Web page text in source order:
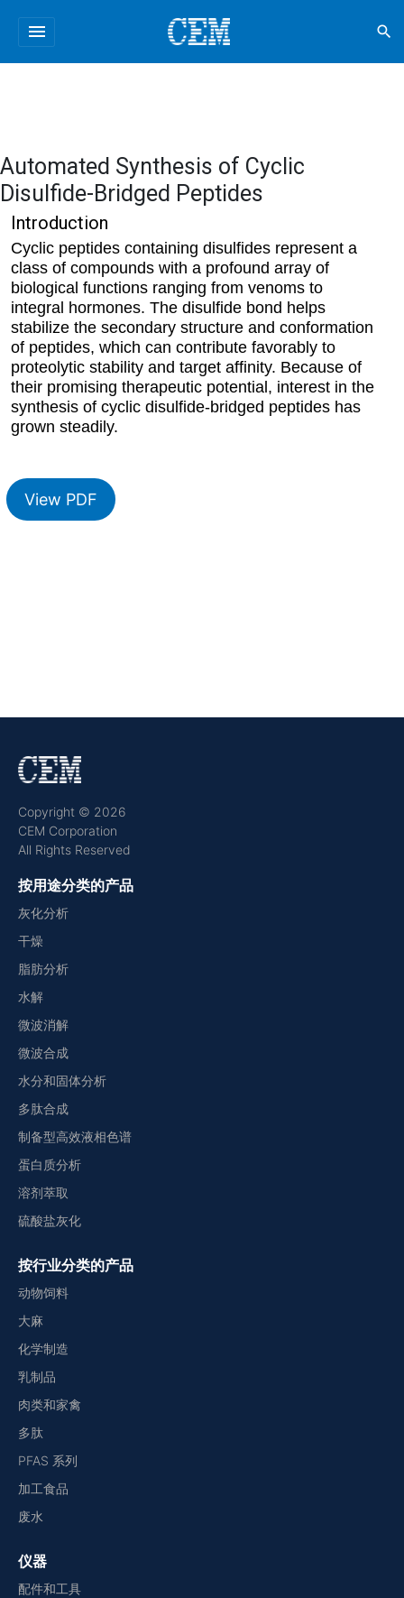
menu search
Automated Synthesis of Cyclic
Disulfide-Bridged Peptides
Introduction
Cyclic peptides containing disulfides represent a
class of compounds with a profound array of
biological functions ranging from venoms to
integral hormones. The disulfide bond helps
stabilize the secondary structure and conformation
of peptides, which can contribute favorably to
proteolytic stability and target affinity. Because of
their promising therapeutic potential, interest in the
synthesis of cyclic disulfide-bridged peptides has
grown steadily.
View PDF
Copyright © 2026
CEM Corporation
All Rights Reserved
按用途分类的产品
灰化分析
干燥
脂肪分析
水解
微波消解
微波合成
水分和固体分析
多肽合成
制备型高效液相色谱
蛋白质分析
溶剂萃取
硫酸盐灰化
按行业分类的产品
动物饲料
大麻
化学制造
乳制品
肉类和家禽
多肽
PFAS 系列
加工食品
废水
仪器
配件和工具